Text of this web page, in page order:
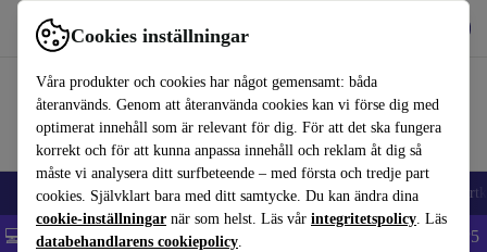
Cookies inställningar
Våra produkter och cookies har något gemensamt: båda
återanvänds. Genom att återanvända cookies kan vi förse dig med
optimerat innehåll som är relevant för dig. För att det ska fungera
korrekt och för att kunna anpassa innehåll och reklam åt dig så
måste vi analysera ditt surfbeteende – med första och tredje part
cookies. Självklart bara med ditt samtycke. Du kan ändra dina
cookie-inställningar när som helst. Läs vår integritetspolicy. Läs
databehandlarens cookiepolicy.
Använd refurbed snabbt och enkelt
🎒 Back to school Mobiltelefoner Bärbara datorer Surfplattor
💻 Extra 5% rabatt på alla MacBooks och laptops - Code: LAPTOP5